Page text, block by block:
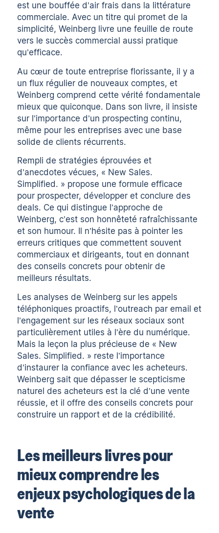
est une bouffée d’air frais dans la littérature
commerciale. Avec un titre qui promet de la
simplicité, Weinberg livre une feuille de route
vers le succès commercial aussi pratique
qu’efficace.
Au cœur de toute entreprise florissante, il y a
un flux régulier de nouveaux comptes, et
Weinberg comprend cette vérité fondamentale
mieux que quiconque. Dans son livre, il insiste
sur l’importance d’un prospecting continu,
même pour les entreprises avec une base
solide de clients récurrents.
Rempli de stratégies éprouvées et
d’anecdotes vécues, « New Sales.
Simplified. » propose une formule efficace
pour prospecter, développer et conclure des
deals. Ce qui distingue l’approche de
Weinberg, c’est son honnêteté rafraîchissante
et son humour. Il n’hésite pas à pointer les
erreurs critiques que commettent souvent
commerciaux et dirigeants, tout en donnant
des conseils concrets pour obtenir de
meilleurs résultats.
Les analyses de Weinberg sur les appels
téléphoniques proactifs, l’outreach par email et
l’engagement sur les réseaux sociaux sont
particulièrement utiles à l’ère du numérique.
Mais la leçon la plus précieuse de « New
Sales. Simplified. » reste l’importance
d’instaurer la confiance avec les acheteurs.
Weinberg sait que dépasser le scepticisme
naturel des acheteurs est la clé d’une vente
réussie, et il offre des conseils concrets pour
construire un rapport et de la crédibilité.
Les meilleurs livres pour
mieux comprendre les
enjeux psychologiques de la
vente